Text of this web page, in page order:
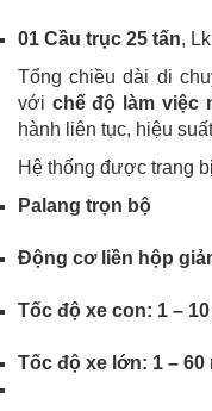
01 Cầu trục 25 tấn,
Tổng chiều dài di
với chế độ làm việc
hành liên tục, hiệu
Hệ thống được trang
Palang trọn bộ
Động cơ liền hộp
Tốc độ xe con: 1 – 10
Tốc độ xe lớn: 1 – 60